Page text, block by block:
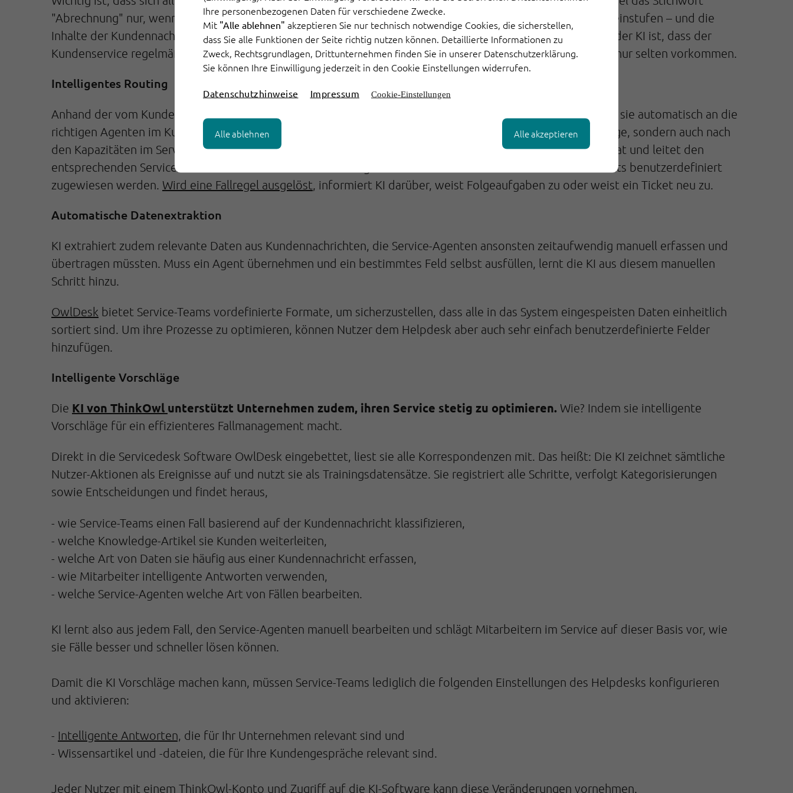
Ihre personenbezogenen Daten für verschiedene Zwecke.
Mit "Alle ablehnen" akzeptieren Sie nur technisch notwendige Cookies, die sicherstellen,
dass Sie alle Funktionen der Seite richtig nutzen können. Detaillierte Informationen zu
Zweck, Rechtsgrundlagen, Drittunternehmen finden Sie in unserer Datenschutzerklärung.
Sie können Ihre Einwilligung jederzeit in den Cookie Einstellungen widerrufen.
Datenschutzhinweise Impressum Cookie-Einstellungen
Alle ablehnen Alle akzeptieren
"Abrechnung" nur, wenn alle Anwender der Software sie unabhängig voneinander als solche verstehen und einstufen – und die
Inhalte der Kundennachricht müssen mit dem Thema übereinstimmen. Ebenso entscheidend für den Erfolg der KI ist, dass der
Kundenservice regelmäßig Kundennachrichten zu einer Regel erhält. KI ist nur wenig erfolgreich, wenn Fälle nur selten vorkommen.
Intelligentes Routing
Anhand der vom Kundenservice definierten
erfasst KI Tickets und leitet sie automatisch an die
richtigen Agenten im Kundenservice weiter. Dabei entscheidet sie nicht nur anhand des Themas einer Anfrage, sondern auch nach
den Kapazitäten im Service-Team. Die Software erkennt zudem, wer bereits an ähnlichen Fällen gearbeitet hat und leitet den
entsprechenden Service-Mitarbeitern automatisch die richtigen Tickets weiter. Darüber hinaus können Tickets benutzerdefiniert
zugewiesen werden. Wird eine Fallregel ausgelöst, informiert KI darüber, weist Folgeaufgaben zu oder weist ein Ticket neu zu.
Automatische Datenextraktion
KI extrahiert zudem relevante Daten aus Kundennachrichten, die Service-Agenten ansonsten zeitaufwendig manuell erfassen und
übertragen müssten. Muss ein Agent übernehmen und ein bestimmtes Feld selbst ausfüllen, lernt die KI aus diesem manuellen
Schritt hinzu.
OwlDesk bietet Service-Teams vordefinierte Formate, um sicherzustellen, dass alle in das System eingespeisten Daten einheitlich
sortiert sind. Um ihre Prozesse zu optimieren, können Nutzer dem Helpdesk aber auch sehr einfach benutzerdefinierte Felder
hinzufügen.
Intelligente Vorschläge
Die KI von ThinkOwl unterstützt Unternehmen zudem, ihren Service stetig zu optimieren. Wie? Indem sie intelligente
Vorschläge für ein effizienteres Fallmanagement macht.
Direkt in die Servicedesk Software OwlDesk eingebettet, liest sie alle Korrespondenzen mit. Das heißt: Die KI zeichnet sämtliche
Nutzer-Aktionen als Ereignisse auf und nutzt sie als Trainingsdatensätze. Sie registriert alle Schritte, verfolgt Kategorisierungen
sowie Entscheidungen und findet heraus,
- wie Service-Teams einen Fall basierend auf der Kundennachricht klassifizieren,
- welche Knowledge-Artikel sie Kunden weiterleiten,
- welche Art von Daten sie häufig aus einer Kundennachricht erfassen,
- wie Mitarbeiter intelligente Antworten verwenden,
- welche Service-Agenten welche Art von Fällen bearbeiten.
KI lernt also aus jedem Fall, den Service-Agenten manuell bearbeiten und schlägt Mitarbeitern im Service auf dieser Basis vor, wie
sie Fälle besser und schneller lösen können.
Damit die KI Vorschläge machen kann, müssen Service-Teams lediglich die folgenden Einstellungen des Helpdesks konfigurieren
und aktivieren:
- Intelligente Antworten, die für Ihr Unternehmen relevant sind und
- Wissensartikel und -dateien, die für Ihre Kundengespräche relevant sind.
Jeder Nutzer mit einem ThinkOwl-Konto und Zugriff auf die KI-Software kann diese Veränderungen vornehmen.